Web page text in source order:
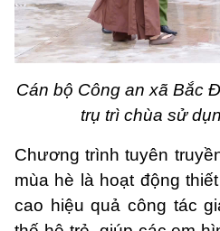
Cán bộ Công an xã Bắc
trụ trì chùa sử
Chương trình tuyên
mùa hè là hoạt động
cao hiệu quả công tác